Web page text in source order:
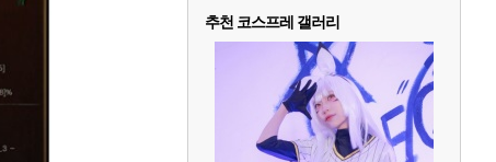
추천 코스프레 갤러리